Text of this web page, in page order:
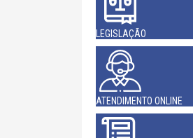
LEGISLAÇÃO
ATENDIMENTO ONLINE